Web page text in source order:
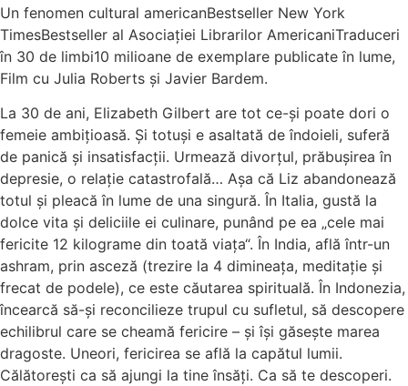
Un fenomen cultural americanBestseller New York
TimesBestseller al Asociației Librarilor AmericaniTraduceri
în 30 de limbi10 milioane de exemplare publicate în lume,
Film cu Julia Roberts și Javier Bardem.
La 30 de ani, Elizabeth Gilbert are tot ce-și poate dori o
femeie ambițioasă. Și totuși e asaltată de îndoieli, suferă
de panică și insatisfacții. Urmează divorțul, prăbușirea în
depresie, o relație catastrofală… Așa că Liz abandonează
totul și pleacă în lume de una singură. În Italia, gustă la
dolce vita și deliciile ei culinare, punând pe ea „cele mai
fericite 12 kilograme din toată viața“. În India, află într-un
ashram, prin asceză (trezire la 4 dimineața, meditație și
frecat de podele), ce este căutarea spirituală. În Indonezia,
încearcă să-și reconcilieze trupul cu sufletul, să descopere
echilibrul care se cheamă fericire – și își găsește marea
dragoste. Uneori, fericirea se află la capătul lumii.
Călătorești ca să ajungi la tine însăți. Ca să te descoperi.